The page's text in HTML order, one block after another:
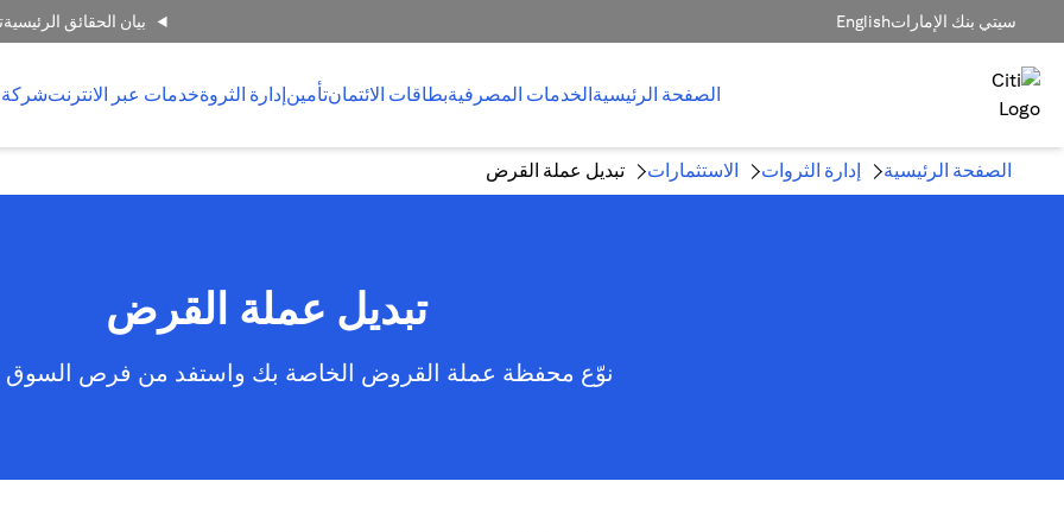
سيتي بنك الإماراتEnglish بيان الحقائق الرئيسية
الصفحة الرئيسيةالخدمات المصرفيةبطاقات الائتمانتأمينإدارة الثروةخدمات عبر الانترنتشركة
الصفحة الرئيسية إدارة الثروات الاستثمارات تبديل عملة القرض
تبديل عملة القرض
نوّع محفظة عملة القروض الخاصة بك واستفد من فرص السوق